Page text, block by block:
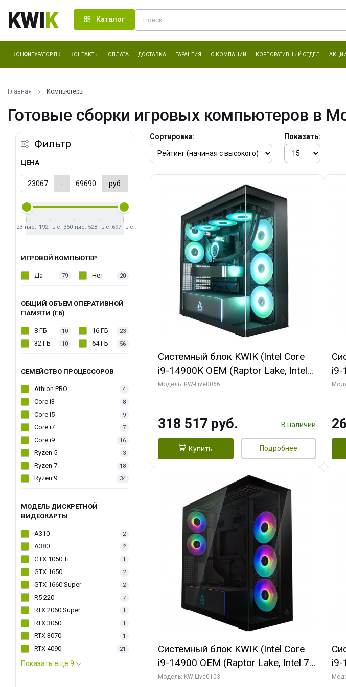
KWIK Каталог
КОНФИГУРАТОР ПК КОНТАКТЫ ОПЛАТА ДОСТАВКА ГАРАНТИЯ О КОМПАНИИ КОРПОРАТИВНЫЙ ОТДЕЛ АКЦИИ
Главная Компьютеры
Готовые сборки игровых компьютеров в
Фильтр
ЦЕНА
- руб.
23 тыс. 192 тыс. 360 тыс. 528 тыс. 697 тыс.
ИГРОВОЙ КОМПЬЮТЕР
Да 79 Нет 20
ОБЩИЙ ОБЪЕМ ОПЕРАТИВНОЙ
ПАМЯТИ (ГБ)
8 ГБ 10 16 ГБ 23
32 ГБ 10 64 ГБ 56
СЕМЕЙСТВО ПРОЦЕССОРОВ
Athlon PRO 4
Core i3 8
Core i5 9
Core i7 7
Core i9 16
Ryzen 5 3
Ryzen 7 18
Ryzen 9 34
МОДЕЛЬ ДИСКРЕТНОЙ
ВИДЕОКАРТЫ
A310 2
A380 2
GTX 1050 Ti 1
GTX 1650 2
GTX 1660 Super 2
R5 220 7
RTX 2060 Super 1
RTX 3050 1
RTX 3070 1
RTX 4090 21
Показать еще 9
Сортировка: Показать:
Системный блок KWIK (Intel Core
i9-14900K OEM (Raptor Lake, Intel
7, C24 16EC/8PC/ 64 ГБ ОЗУ (2
GDDR7 256bit/ 1 ТБ SSD)
Модель: KW-Live0066
318 517 руб. В наличии
Купить Подробнее
i9-
Системный блок KWIK (Intel Core
i9-14900 OEM (Raptor Lake, Intel 7,
C24 16EC/8PC// 64 ГБ ОЗУ (2
Модель: KW-Live0103
i9-